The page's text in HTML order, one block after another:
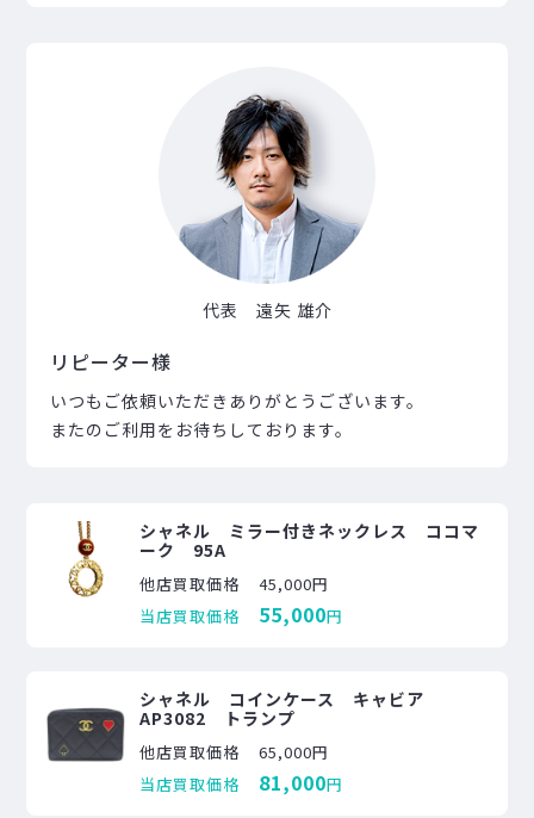
代表 遠矢 雄介
リピーター様
いつもご依頼いただきありがとうございます。
またのご利用をお待ちしております。
シャネル ミラー付きネックレス ココマ
ーク 95A
他店買取価格
45,000円
当店買取価格
55,000円
シャネル コインケース キャビア
AP3082 トランプ
他店買取価格
65,000円
当店買取価格
81,000円